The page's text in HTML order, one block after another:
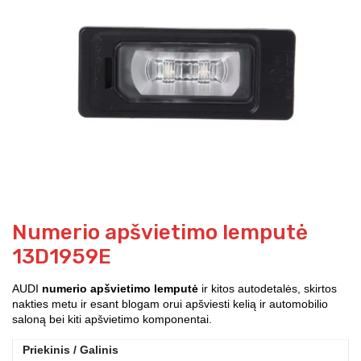
Numerio apšvietimo lemputė
13D1959E
AUDI numerio apšvietimo lemputė ir kitos autodetalės, skirtos
nakties metu ir esant blogam orui apšviesti kelią ir automobilio
saloną bei kiti apšvietimo komponentai.
Priekinis / Galinis